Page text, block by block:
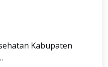
Kabupaten